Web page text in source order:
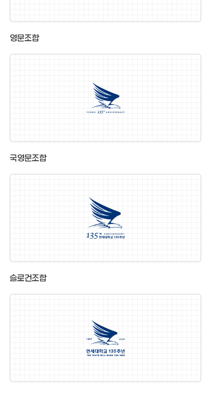
영문조합
국영문조합
슬로건조합